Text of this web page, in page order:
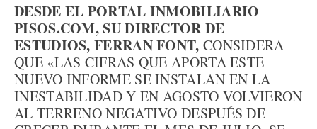
DESDE EL PORTAL INMOBILIARIO
PISOS.COM, SU DIRECTOR DE
ESTUDIOS, FERRAN FONT, CONSIDERA
QUE «LAS CIFRAS QUE APORTA ESTE
NUEVO INFORME SE INSTALAN EN LA
INESTABILIDAD Y EN AGOSTO VOLVIERON
AL TERRENO NEGATIVO DESPUÉS DE